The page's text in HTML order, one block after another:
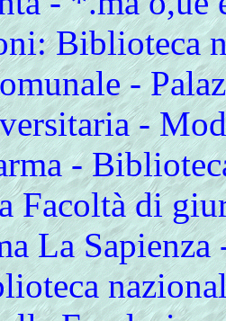
Biblioteca
-
-
-
Facoltà di
La